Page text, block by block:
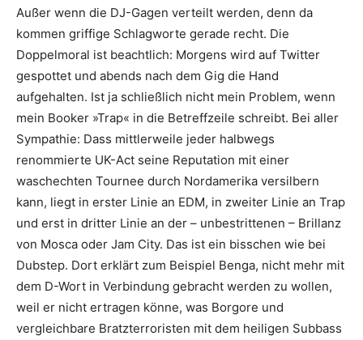
Außer wenn die DJ-Gagen verteilt werden, denn da
kommen griffige Schlagworte gerade recht. Die
Doppelmoral ist beachtlich: Morgens wird auf Twitter
gespottet und abends nach dem Gig die Hand
aufgehalten. Ist ja schließlich nicht mein Problem, wenn
mein Booker »Trap« in die Betreffzeile schreibt. Bei aller
Sympathie: Dass mittlerweile jeder halbwegs
renommierte UK-Act seine Reputation mit einer
waschechten Tournee durch Nordamerika versilbern
kann, liegt in erster Linie an EDM, in zweiter Linie an Trap
und erst in dritter Linie an der – unbestrittenen – Brillanz
von Mosca oder Jam City. Das ist ein bisschen wie bei
Dubstep. Dort erklärt zum Beispiel Benga, nicht mehr mit
dem D-Wort in Verbindung gebracht werden zu wollen,
weil er nicht ertragen könne, was Borgore und
vergleichbare Bratzterroristen mit dem heiligen Subbass